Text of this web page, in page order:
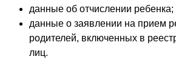
данные об отчислении ребенка;
данные о заявлении на прием
родителей, включенных в
лиц.